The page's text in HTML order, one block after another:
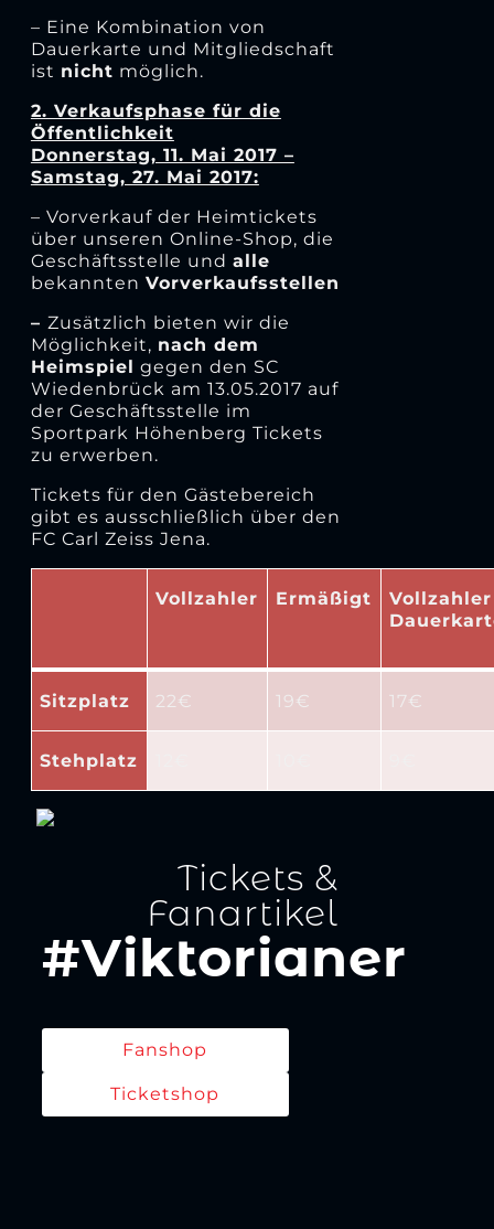
– Eine Kombination von
Dauerkarte und Mitgliedschaft
ist nicht möglich.
2. Verkaufsphase für die
Öffentlichkeit
Donnerstag, 11. Mai 2017 –
Samstag, 27. Mai 2017:
– Vorverkauf der Heimtickets
über unseren Online-Shop, die
Geschäftsstelle und alle
bekannten Vorverkaufsstellen
– Zusätzlich bieten wir die
Möglichkeit, nach dem
Heimspiel gegen den SC
Wiedenbrück am 13.05.2017 auf
der Geschäftsstelle im
Sportpark Höhenberg Tickets
zu erwerben.
Tickets für den Gästebereich
gibt es ausschließlich über den
FC Carl Zeiss Jena.
Vollzahler Ermäßigt
Vollzahler
Sitzplatz 22€ 19€ 17€
Stehplatz
Tickets &
Fanartikel
#Viktorianer
Fanshop
Ticketshop